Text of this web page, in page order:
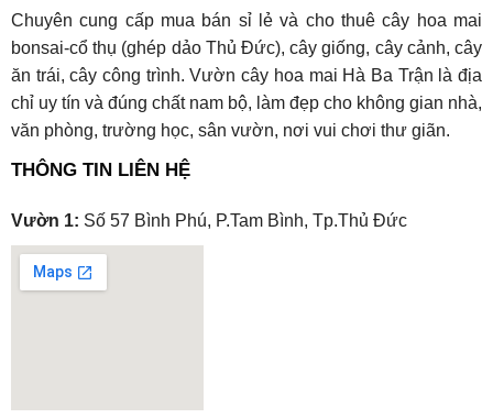
Chuyên cung cấp mua bán sỉ lẻ và cho thuê cây hoa mai
bonsai-cổ thụ (ghép dảo Thủ Đức), cây giống, cây cảnh, cây
ăn trái, cây công trình. Vườn cây hoa mai Hà Ba Trận là địa
chỉ uy tín và đúng chất nam bộ, làm đẹp cho không gian nhà,
văn phòng, trường học, sân vườn, nơi vui chơi thư giãn.
THÔNG TIN LIÊN HỆ
Vườn 1: Số 57 Bình Phú, P.Tam Bình, Tp.Thủ Đức